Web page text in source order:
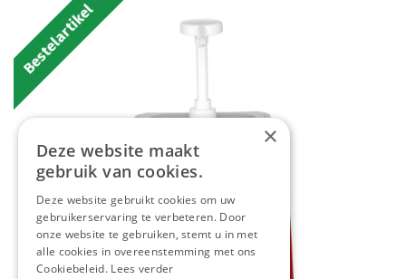
Bestelartikel
×
Deze website maakt
gebruik van cookies.
Deze website gebruikt cookies om uw
gebruikerservaring te verbeteren. Door
onze website te gebruiken, stemt u in met
alle cookies in overeenstemming met ons
Cookiebeleid. Lees verder